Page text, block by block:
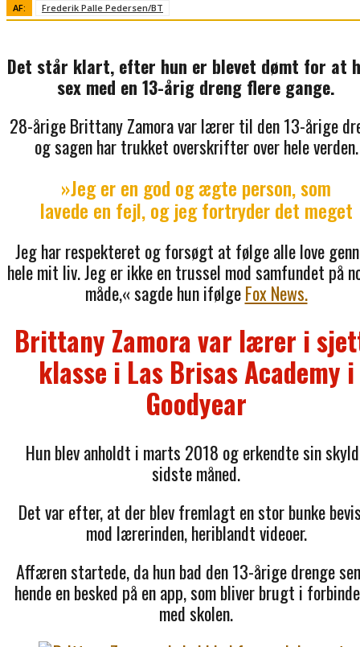
AF: Frederik Palle Pedersen/BT
Det står klart, efter hun er blevet dømt for at
sex med en 13-årig dreng flere gange.
28-årige Brittany Zamora var lærer til den 13-årige
og sagen har trukket overskrifter over hele verden.
»Jeg er en god og ægte person, som
lavede en fejl, og jeg fortryder det meget
Jeg har respekteret og forsøgt at følge alle love
hele mit liv. Jeg er ikke en trussel mod samfundet på
måde,« sagde hun ifølgeFox News.
Brittany Zamora var lærer i
klasse i Las Brisas Academy i
Goodyear
Hun blev anholdt i marts 2018 og erkendte sin
sidste måned.
Det var efter, at der blev fremlagt en stor bunke
mod lærerinden, heriblandt videoer.
Affæren startede, da hun bad den 13-årige drenge
hende en besked på en app, som bliver brugt i
med skolen.